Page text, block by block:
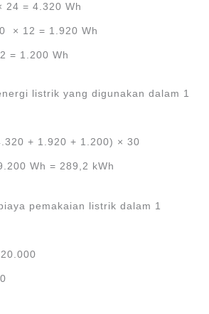
= 4.320 Wh
× 12 = 1.920 Wh
= 1.200 Wh
listrik yang digunakan dalam 1
+ 1.920 + 1.200) × 30
Wh = 289,2 kWh
pemakaian listrik dalam 1